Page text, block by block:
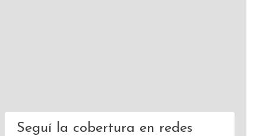
Seguí la cobertura en redes